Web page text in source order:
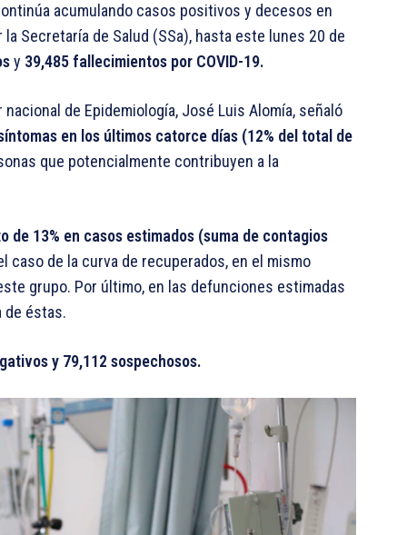
acumulando casos positivos y decesos en
Secretaría de Salud (SSa), hasta este lunes 20 de
y 39,485 fallecimientos por COVID-19.
de Epidemiología, José Luis Alomía, señaló
en los últimos catorce días (12% del total de
que potencialmente contribuyen a la
de 13% en casos estimados (suma de contagios
caso de la curva de recuperados, en el mismo
grupo. Por último, en las defunciones estimadas
de éstas.
y 79,112 sospechosos.